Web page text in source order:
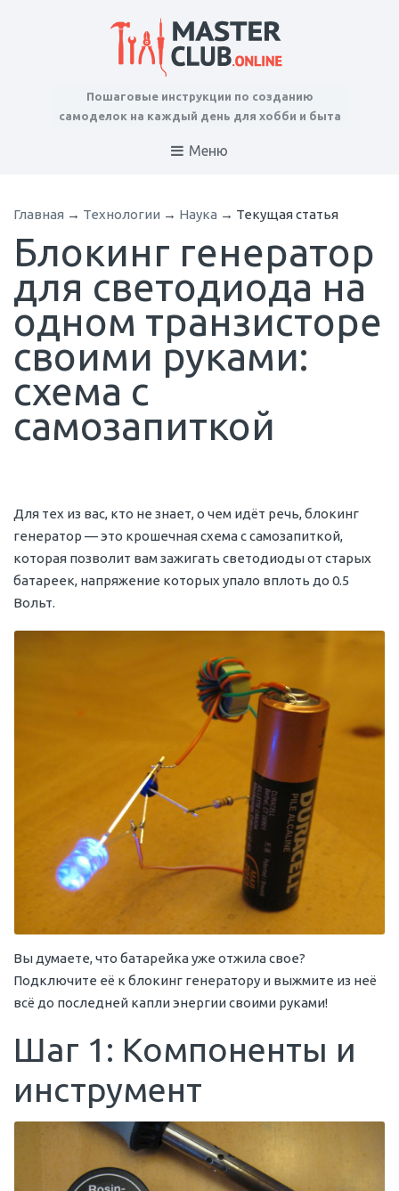
Пошаговые инструкции по созданию
самоделок на каждый день для хобби и быта
Меню
Главная → Технологии → Наука → Текущая статья
Блокинг генератор
для светодиода на
одном транзисторе
своими руками:
схема с
самозапиткой
Для тех из вас, кто не знает, о чем идёт речь, блокинг
генератор — это крошечная схема с самозапиткой,
которая позволит вам зажигать светодиоды от старых
батареек, напряжение которых упало вплоть до 0.5
Вольт.
Вы думаете, что батарейка уже отжила свое?
Подключите её к блокинг генератору и выжмите из неё
всё до последней капли энергии своими руками!
Шаг 1: Компоненты и
инструмент